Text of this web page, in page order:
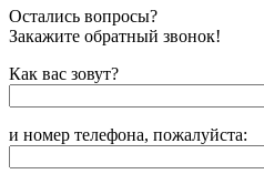
Остались вопросы?
Закажите обратный звонок!
Как вас зовут?
и номер телефона, пожалуйста: